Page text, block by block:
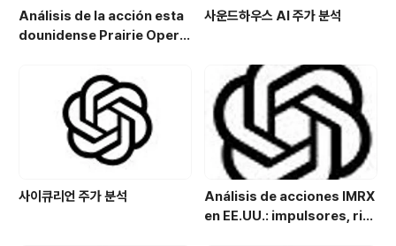
Análisis de la acción esta
dounidense Prairie Opera
de crecimiento y estrategi
a de inversión en el sector
energético
사운드하우스 AI 주가 분석
사이큐리언 주가 분석
Análisis de acciones IMRX
en EE.UU.: impulsores, rie